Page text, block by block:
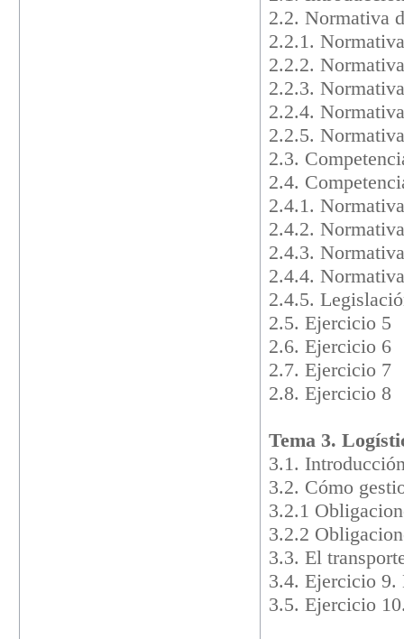
2.2. Normativa
2.2.1.
2.2.2.
2.2.3.
2.2.4.
2.2.5.
2.3.
2.4.
2.4.1.
2.4.2.
2.4.3.
2.4.4.
2.4.5.
2.5. Ejercicio 5
2.6. Ejercicio 6
2.7. Ejercicio 7
2.8. Ejercicio 8
Tema 3.
3.1.
3.2. Cómo
3.2.1
3.2.2
3.3. El
3.4. Ejercicio 9.
3.5. Ejercicio